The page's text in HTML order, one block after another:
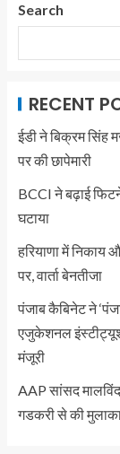
Search
RECENT
ईडी ने बिक्रम सिंह
पर की छापेमारी
BCCI ने बढ़ाई
घटाया
हरियाणा में निकाय
पर, वार्ता बेनतीजा
पंजाब कैबिनेट ने
एजुकेशनल
मंजूरी
AAP सांसद
गडकरी से की